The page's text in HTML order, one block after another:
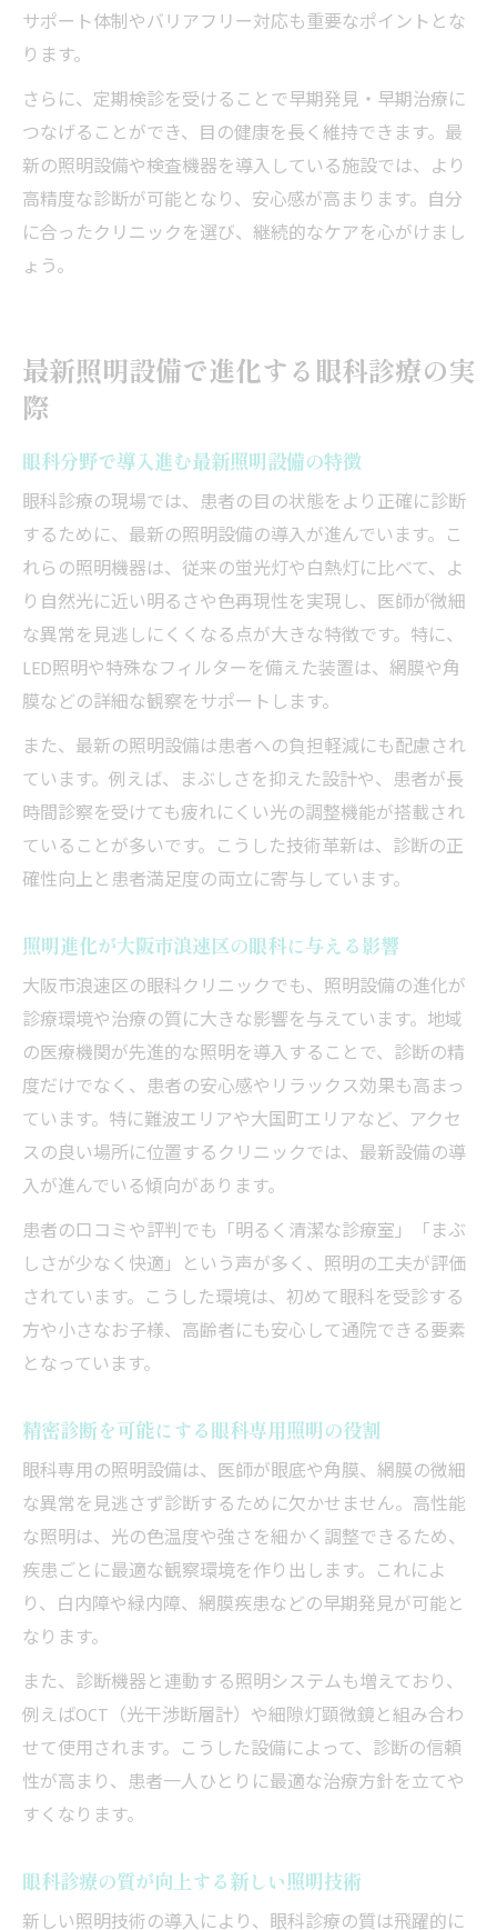
サポート体制やバリアフリー対応も重要なポイントとな
ります。
さらに、定期検診を受けることで早期発見・早期治療に
つなげることができ、目の健康を長く維持できます。最
新の照明設備や検査機器を導入している施設では、より
高精度な診断が可能となり、安心感が高まります。自分
に合ったクリニックを選び、継続的なケアを心がけまし
ょう。
最新照明設備で進化する眼科診療の実
際
眼科分野で導入進む最新照明設備の特徴
眼科診療の現場では、患者の目の状態をより正確に診断
するために、最新の照明設備の導入が進んでいます。こ
れらの照明機器は、従来の蛍光灯や白熱灯に比べて、よ
り自然光に近い明るさや色再現性を実現し、医師が微細
な異常を見逃しにくくなる点が大きな特徴です。特に、
LED照明や特殊なフィルターを備えた装置は、網膜や角
膜などの詳細な観察をサポートします。
また、最新の照明設備は患者への負担軽減にも配慮され
ています。例えば、まぶしさを抑えた設計や、患者が長
時間診察を受けても疲れにくい光の調整機能が搭載され
ていることが多いです。こうした技術革新は、診断の正
確性向上と患者満足度の両立に寄与しています。
照明進化が大阪市浪速区の眼科に与える影響
大阪市浪速区の眼科クリニックでも、照明設備の進化が
診療環境や治療の質に大きな影響を与えています。地域
の医療機関が先進的な照明を導入することで、診断の精
度だけでなく、患者の安心感やリラックス効果も高まっ
ています。特に難波エリアや大国町エリアなど、アクセ
スの良い場所に位置するクリニックでは、最新設備の導
入が進んでいる傾向があります。
患者の口コミや評判でも「明るく清潔な診療室」「まぶ
しさが少なく快適」という声が多く、照明の工夫が評価
されています。こうした環境は、初めて眼科を受診する
方や小さなお子様、高齢者にも安心して通院できる要素
となっています。
精密診断を可能にする眼科専用照明の役割
眼科専用の照明設備は、医師が眼底や角膜、網膜の微細
な異常を見逃さず診断するために欠かせません。高性能
な照明は、光の色温度や強さを細かく調整できるため、
疾患ごとに最適な観察環境を作り出します。これによ
り、白内障や緑内障、網膜疾患などの早期発見が可能と
なります。
また、診断機器と連動する照明システムも増えており、
例えばOCT（光干渉断層計）や細隙灯顕微鏡と組み合わ
せて使用されます。こうした設備によって、診断の信頼
性が高まり、患者一人ひとりに最適な治療方針を立てや
すくなります。
眼科診療の質が向上する新しい照明技術
新しい照明技術の導入により、眼科診療の質は飛躍的に